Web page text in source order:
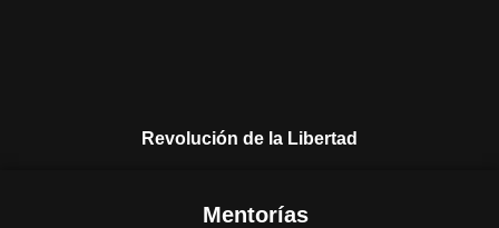
Revolución de la Libertad
Mentorías